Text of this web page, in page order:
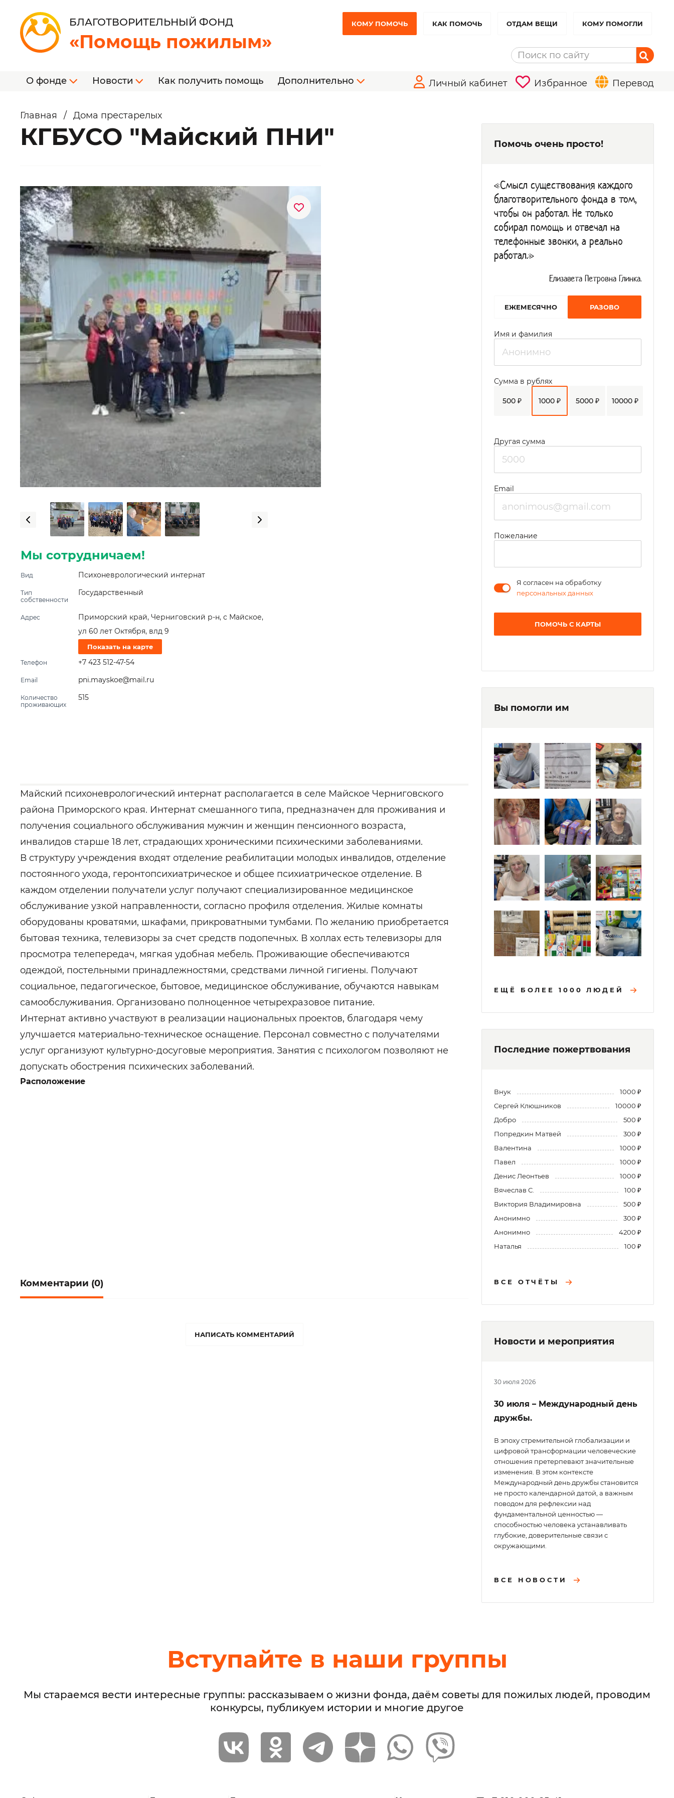
БЛАГОТВОРИТЕЛЬНЫЙ ФОНД
«Помощь пожилым»
КОМУ ПОМОЧЬ КАК ПОМОЧЬ ОТДАМ ВЕЩИ КОМУ ПОМОГЛИ
О фонде Новости Как получить помощь Дополнительно Личный кабинет Избранное Перевод
Главная / Дома престарелых
КГБУСО "Майский ПНИ"
Мы сотрудничаем!
Вид Психоневрологический интернат
Тип
собственности
Государственный
Адрес
Приморский край, Черниговский р-н, с Майское,
ул 60 лет Октября, влд 9
Показать на карте
Телефон +7 423 512-47-54
Email pni.mayskoe@mail.ru
Количество
проживающих
515
Майский психоневрологический интернат располагается в селе Майское Черниговского
района Приморского края. Интернат смешанного типа, предназначен для проживания и
получения социального обслуживания мужчин и женщин пенсионного возраста,
инвалидов старше 18 лет, страдающих хроническими психическими заболеваниями.
В структуру учреждения входят отделение реабилитации молодых инвалидов, отделение
постоянного ухода, геронтопсихиатрическое и общее психиатрическое отделение. В
каждом отделении получатели услуг получают специализированное медицинское
обслуживание узкой направленности, согласно профиля отделения. Жилые комнаты
оборудованы кроватями, шкафами, прикроватными тумбами. По желанию приобретается
бытовая техника, телевизоры за счет средств подопечных. В холлах есть телевизоры для
просмотра телепередач, мягкая удобная мебель. Проживающие обеспечиваются
одеждой, постельными принадлежностями, средствами личной гигиены. Получают
социальное, педагогическое, бытовое, медицинское обслуживание, обучаются навыкам
самообслуживания. Организовано полноценное четырехразовое питание.
Интернат активно участвуют в реализации национальных проектов, благодаря чему
улучшается материально-техническое оснащение. Персонал совместно с получателями
услуг организуют культурно-досуговые мероприятия. Занятия с психологом позволяют не
допускать обострения психических заболеваний.
Расположение
Комментарии (0)
НАПИСАТЬ КОММЕНТАРИЙ
Помочь очень просто!
«Смысл существования каждого
благотворительного фонда в том,
чтобы он работал. Не только
собирал помощь и отвечал на
телефонные звонки, а реально
работал.»
Елизавета Петровна Глинка.
EЖЕМЕСЯЧНО РАЗОВО
Имя и фамилия
500 ₽ 1000 ₽ 5000 ₽ 10000 ₽
Сумма в рублях
Другая сумма
Email
Пожелание
Я согласен на обработку
персональных данных
ПОМОЧЬ С КАРТЫ
Вы помогли им
ЕЩЁ БОЛЕЕ 1000 ЛЮДЕЙ
Последние пожертвования
Внук
1000 ₽
Сергей Клюшников
10000 ₽
Добро
500 ₽
Попредкин Матвей
300 ₽
Валентина
1000 ₽
Павел
1000 ₽
Денис Леонтьев
1000 ₽
Вячеслав С.
100 ₽
Виктория Владимировна
500 ₽
Анонимно
300 ₽
Анонимно
4200 ₽
Наталья
100 ₽
ВСЕ ОТЧЁТЫ
Новости и мероприятия
30 июля 2026
30 июля – Международный день
дружбы.
В эпоху стремительной глобализации и
цифровой трансформации человеческие
отношения претерпевают значительные
изменения. В этом контексте
Международный день дружбы становится
не просто календарной датой, а важным
поводом для рефлексии над
фундаментальной ценностью —
способностью человека устанавливать
глубокие, доверительные связи с
окружающими.
ВСЕ НОВОСТИ
Вступайте в наши группы
Мы стараемся вести интересные группы: рассказываем о жизни фонда, даём советы для пожилых людей, проводим
конкурсы, публикуем истории и многие другое